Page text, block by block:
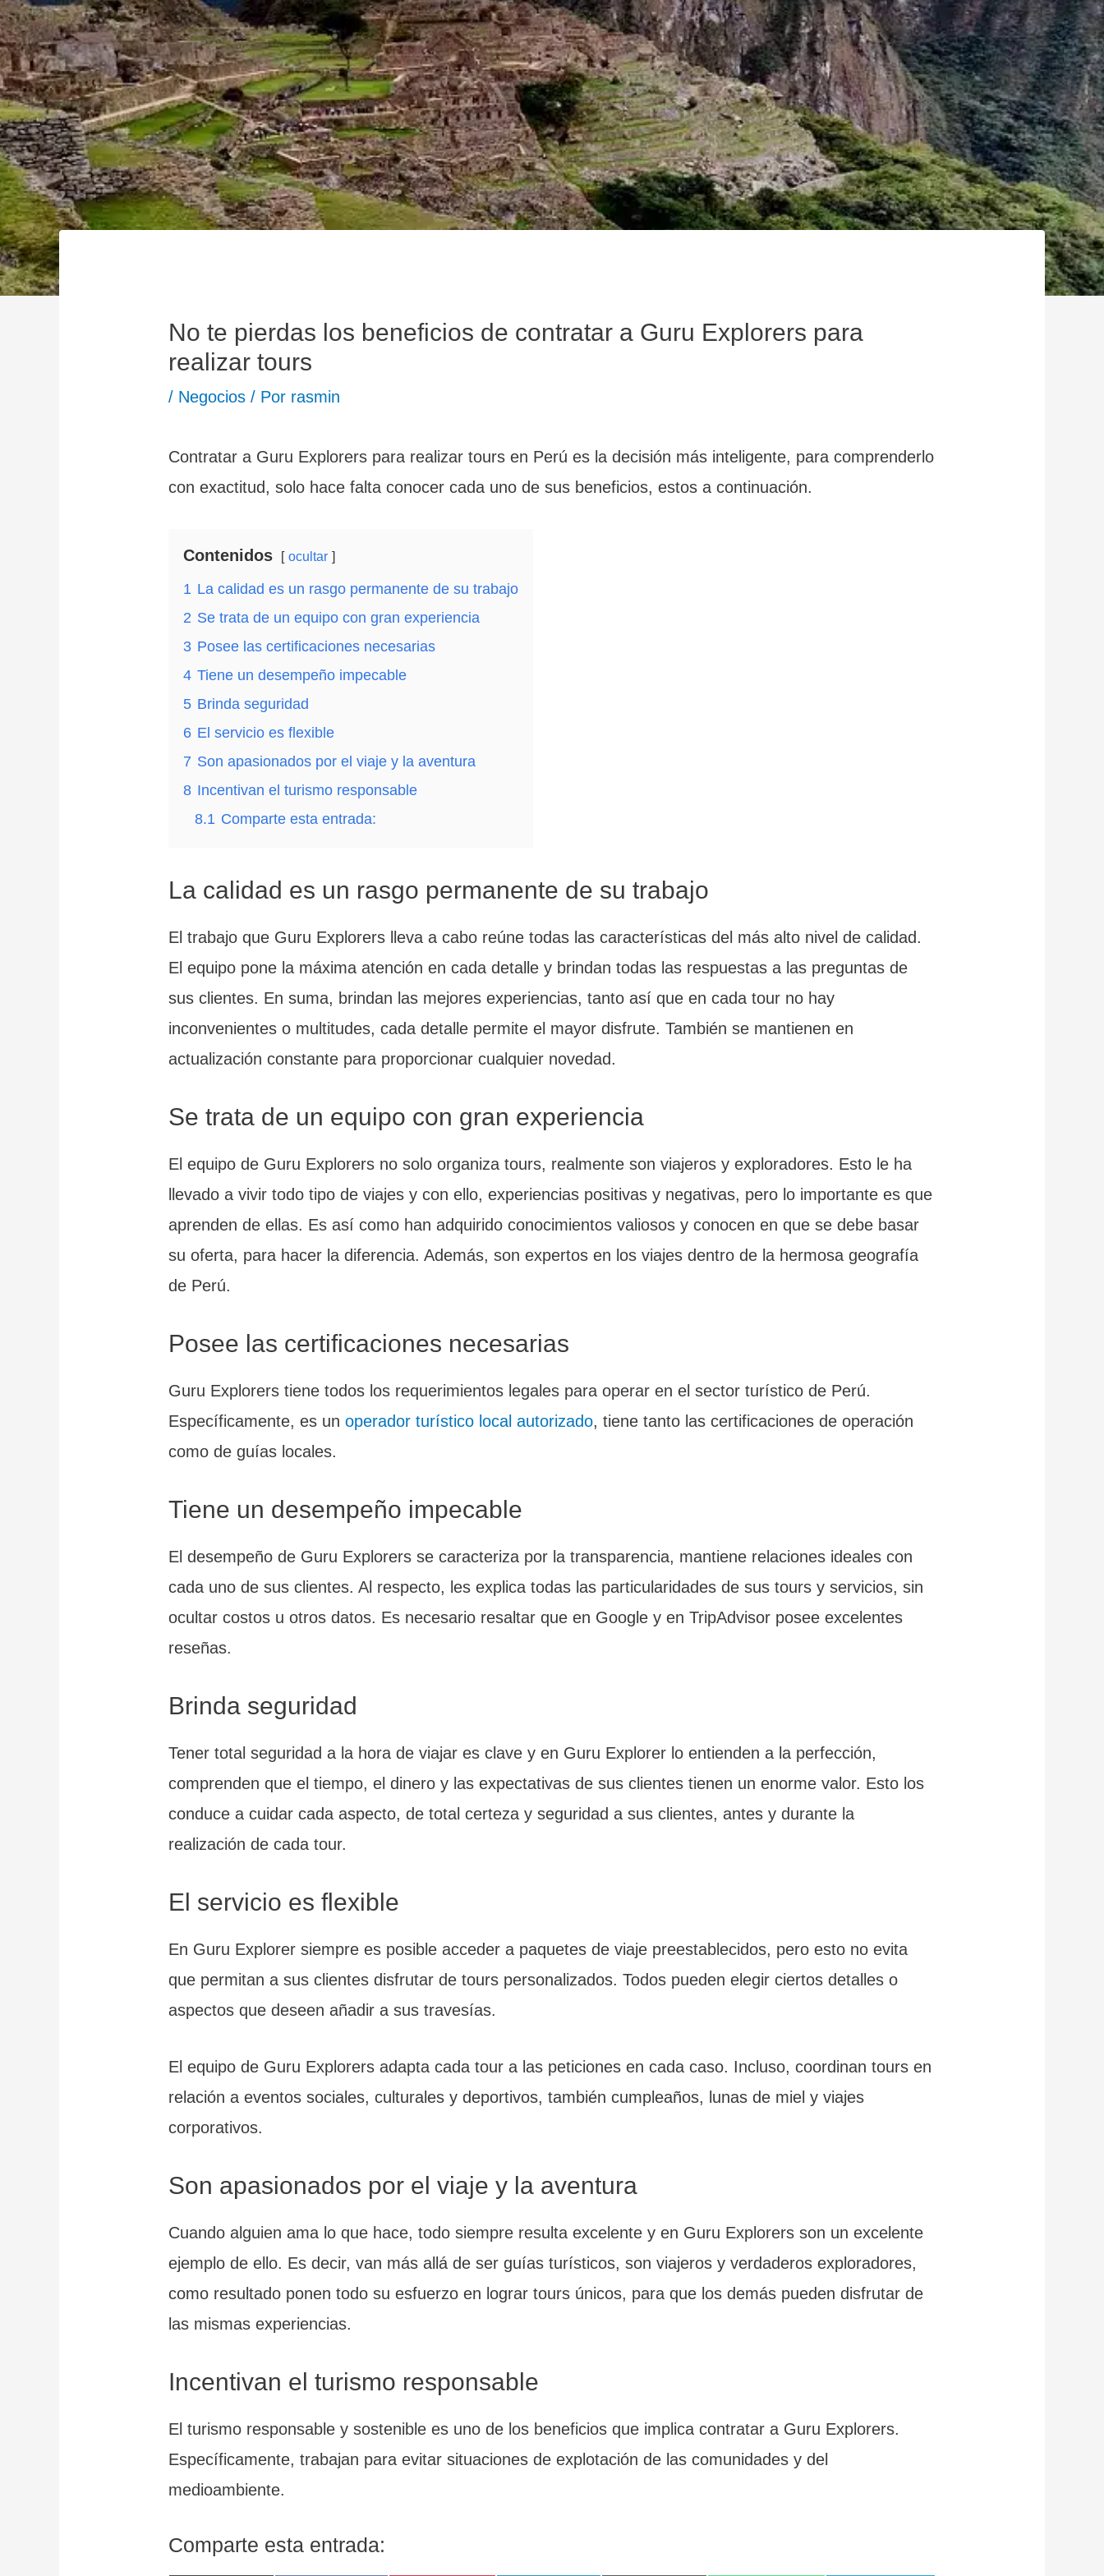
No te pierdas los beneficios de contratar a Guru Explorers para
realizar tours
/ Negocios / Por rasmin
Contratar a Guru Explorers para realizar tours en Perú es la decisión más inteligente, para comprenderlo
con exactitud, solo hace falta conocer cada uno de sus beneficios, estos a continuación.
Contenidos ocultar
1 La calidad es un rasgo permanente de su trabajo
2 Se trata de un equipo con gran experiencia
3 Posee las certificaciones necesarias
4 Tiene un desempeño impecable
5 Brinda seguridad
6 El servicio es flexible
7 Son apasionados por el viaje y la aventura
8 Incentivan el turismo responsable
8.1 Comparte esta entrada:
La calidad es un rasgo permanente de su trabajo
El trabajo que Guru Explorers lleva a cabo reúne todas las características del más alto nivel de calidad.
El equipo pone la máxima atención en cada detalle y brindan todas las respuestas a las preguntas de
sus clientes. En suma, brindan las mejores experiencias, tanto así que en cada tour no hay
inconvenientes o multitudes, cada detalle permite el mayor disfrute. También se mantienen en
actualización constante para proporcionar cualquier novedad.
Se trata de un equipo con gran experiencia
El equipo de Guru Explorers no solo organiza tours, realmente son viajeros y exploradores. Esto le ha
llevado a vivir todo tipo de viajes y con ello, experiencias positivas y negativas, pero lo importante es que
aprenden de ellas. Es así como han adquirido conocimientos valiosos y conocen en que se debe basar
su oferta, para hacer la diferencia. Además, son expertos en los viajes dentro de la hermosa geografía
de Perú.
Posee las certificaciones necesarias
Guru Explorers tiene todos los requerimientos legales para operar en el sector turístico de Perú.
Específicamente, es unoperador turístico local autorizado, tiene tanto las certificaciones de operación
como de guías locales.
Tiene un desempeño impecable
El desempeño de Guru Explorers se caracteriza por la transparencia, mantiene relaciones ideales con
cada uno de sus clientes. Al respecto, les explica todas las particularidades de sus tours y servicios, sin
ocultar costos u otros datos. Es necesario resaltar que en Google y en TripAdvisor posee excelentes
reseñas.
Brinda seguridad
Tener total seguridad a la hora de viajar es clave y en Guru Explorer lo entienden a la perfección,
comprenden que el tiempo, el dinero y las expectativas de sus clientes tienen un enorme valor. Esto los
conduce a cuidar cada aspecto, de total certeza y seguridad a sus clientes, antes y durante la
realización de cada tour.
El servicio es flexible
En Guru Explorer siempre es posible acceder a paquetes de viaje preestablecidos, pero esto no evita
que permitan a sus clientes disfrutar de tours personalizados. Todos pueden elegir ciertos detalles o
aspectos que deseen añadir a sus travesías.
El equipo de Guru Explorers adapta cada tour a las peticiones en cada caso. Incluso, coordinan tours en
relación a eventos sociales, culturales y deportivos, también cumpleaños, lunas de miel y viajes
corporativos.
Son apasionados por el viaje y la aventura
Cuando alguien ama lo que hace, todo siempre resulta excelente y en Guru Explorers son un excelente
ejemplo de ello. Es decir, van más allá de ser guías turísticos, son viajeros y verdaderos exploradores,
como resultado ponen todo su esfuerzo en lograr tours únicos, para que los demás pueden disfrutar de
las mismas experiencias.
Incentivan el turismo responsable
El turismo responsable y sostenible es uno de los beneficios que implica contratar a Guru Explorers.
Específicamente, trabajan para evitar situaciones de explotación de las comunidades y del
medioambiente.
Comparte esta entrada: